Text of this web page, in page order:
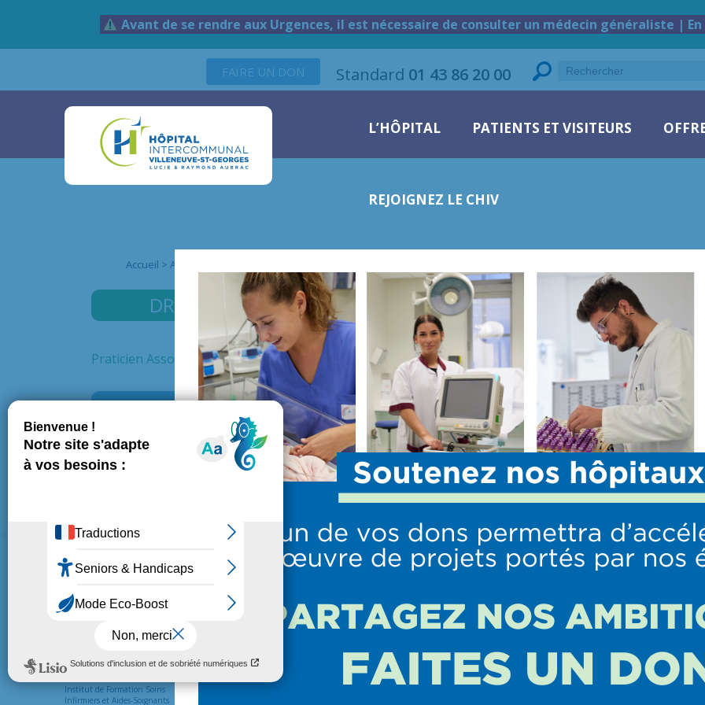
Avant de se rendre aux Urgences, il est nécessaire de consulter un médecin généraliste | En
Standard 01 43 86 20 00
FAIRE UN DON
L’HÔPITAL PATIENTS ET VISITEURS
REJOIGNEZ LE CHIV
Accueil > Annuaire des médecins
DR MARZOUKISAFA
Praticien Associé
Pneumologie
L’HÔPITAL
Présentation de l’hôpital
Institut de Formation Soins
Infirmiers et Aides-Soignants
PATIENTS ET VISITEURS
Venir en consultation
OFFRE DE SOINS
URGENCES Réanimation
anesthésie
PROFESSIONNELS
Nous rejoindre